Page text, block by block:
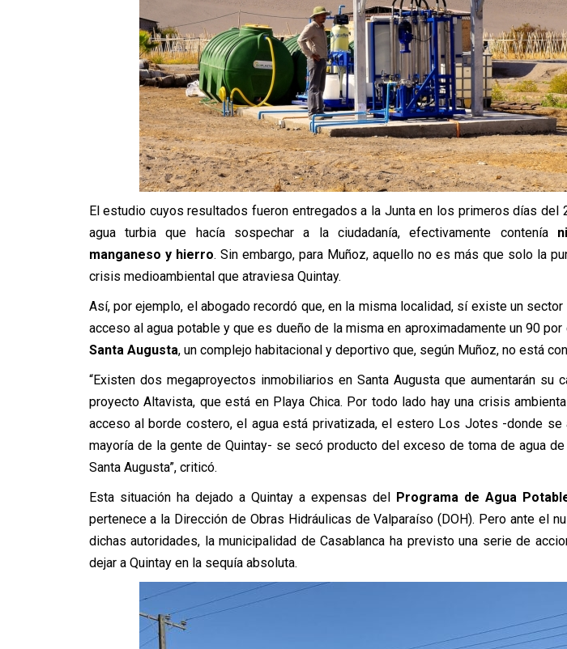
El estudio cuyos resultados fueron entregados a la Junta en los primeros días del
agua turbia que hacía sospechar a la ciudadanía, efectivamente contenía
manganeso y hierro. Sin embargo, para Muñoz, aquello no es más que solo la
crisis medioambiental que atraviesa Quintay.
Así, por ejemplo, el abogado recordó que, en la misma localidad, sí existe un
acceso al agua potable y que es dueño de la misma en aproximadamente un 90 por
Santa Augusta, un complejo habitacional y deportivo que, según Muñoz, no está
“Existen dos megaproyectos inmobiliarios en Santa Augusta que aumentarán su
proyecto Altavista, que está en Playa Chica. Por todo lado hay una crisis
acceso al borde costero, el agua está privatizada, el estero Los Jotes -donde se
mayoría de la gente de Quintay- se secó producto del exceso de toma de agua
Santa Augusta”, criticó.
Esta situación ha dejado a Quintay a expensas del Programa de Agua
pertenece a la Dirección de Obras Hidráulicas de Valparaíso (DOH). Pero ante el
dichas autoridades, la municipalidad de Casablanca ha previsto una serie de
dejar a Quintay en la sequía absoluta.